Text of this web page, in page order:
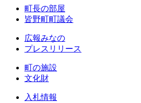
町長の部屋
皆野町町議会
広報みなの
プレスリリース
町の施設
文化財
入札情報